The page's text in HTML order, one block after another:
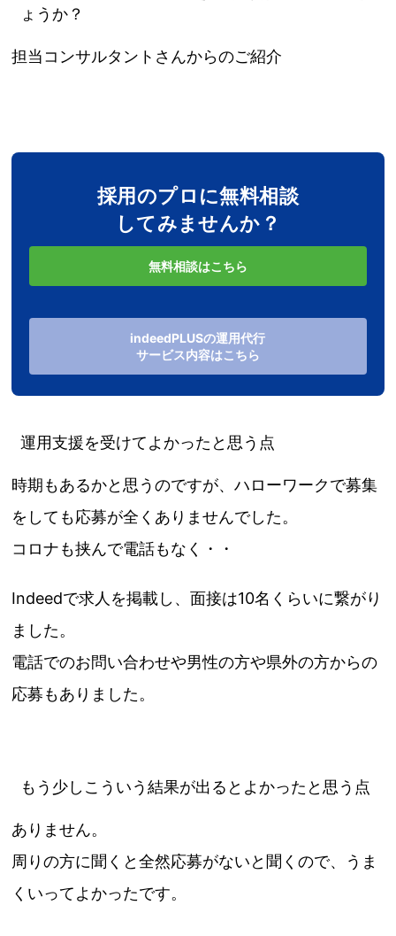
ょうか？
担当コンサルタントさんからのご紹介
採用のプロに無料相談
してみませんか？
無料相談はこちら
indeedPLUSの運用代行
サービス内容はこちら
運用支援を受けてよかったと思う点
時期もあるかと思うのですが、ハローワークで募集
をしても応募が全くありませんでした。
コロナも挟んで電話もなく・・
Indeedで求人を掲載し、面接は10名くらいに繋がり
ました。
電話でのお問い合わせや男性の方や県外の方からの
応募もありました。
もう少しこういう結果が出るとよかったと思う点
ありません。
周りの方に聞くと全然応募がないと聞くので、うま
くいってよかったです。